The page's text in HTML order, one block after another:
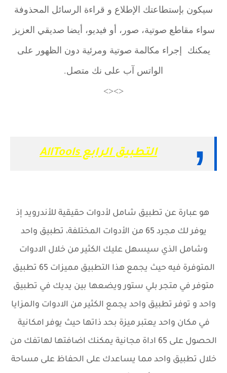
سيكون بإستطاعتك الإطلاع و قراءة الرسائل المحذوفة
سواء مقاطع صوتية، صور، أو فيديو، أيضا صديقي العزيز
يمكنك إجراء مكالمة صوتية ومرئية دون الظهور على
الواتس آب على نك متصل.
<><>
التطبيق الرابع AllTools
هو عبارة عن تطبيق شامل لأدوات حقيقية للأندرويد إذ
يوفر لك مجرد 65 من الأدوات المختلفة، تطبيق واحد
وشامل الذي سيسهل عليك الكثير من خلال الادوات
المتوفرة فيه حيث يجمع هذا التطبيق مميزات 65 تطبيق
متوفر في متجر بلي ستور ويضعها بين يديك في تطبيق
واحد و توفر تطبيق واحد يجمع الكثير من الادوات والمزايا
في مكان واحد يعتبر ميزة بحد ذاتها حيث يوفر امكانية
الحصول على 65 اداة مجانية يمكنك اضافتها لهاتفك من
خلال تطبيق واحد مما يساعدك على الحفاظ على مساحة